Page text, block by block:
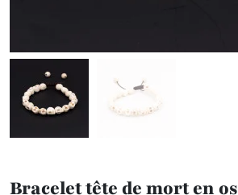
Bracelet tête de mort en os